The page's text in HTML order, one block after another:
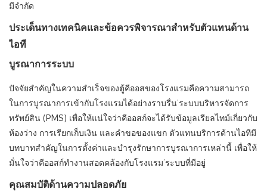
มีจำกัด
ประเด็นทางเทคนิคและข้อควรพิจารณาสำหรับตัวแทนด้าน
ไอที
บูรณาการระบบ
ปัจจัยสำคัญในความสำเร็จของตู้คีออสของโรงแรมคือความสามารถ
ในการบูรณาการเข้ากับโรงแรมได้อย่างราบรื่น’ระบบบริหารจัดการ
ทรัพย์สิน (PMS) เพื่อให้แน่ใจว่าคีออสก์จะได้รับข้อมูลเรียลไทม์เกี่ยวกับ
ห้องว่าง การเรียกเก็บเงิน และคำขอของแขก ตัวแทนบริการด้านไอทีมี
บทบาทสำคัญในการตั้งค่าและบำรุงรักษาการบูรณาการเหล่านี้ เพื่อให้
มั่นใจว่าคีออสก์ทำงานสอดคล้องกับโรงแรม’ระบบที่มีอยู่
คุณสมบัติด้านความปลอดภัย